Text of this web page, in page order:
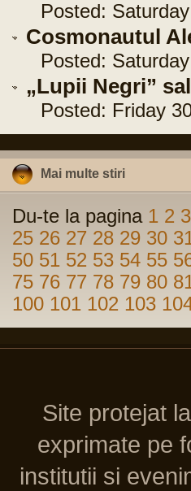
Posted: Saturday
Cosmonautul
Posted: Saturday
„Lupii Negri”
Posted: Friday 30
Mai multe stiri
Du-te la pagina 1 2 3
25 26 27 28 29 30
50 51 52 53 54 55
75 76 77 78 79 80
100 101 102 103
Site protejat
exprimate pe
institutii si